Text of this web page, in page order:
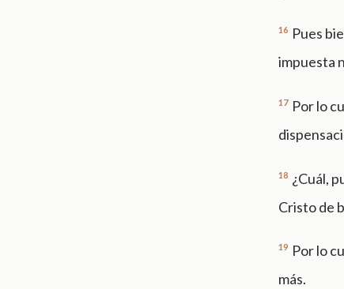
16 Pues
impuesta
17 Por lo
18 ¿Cuál,
Cristo de
19 Por lo
más.